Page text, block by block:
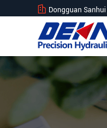
Dongguan